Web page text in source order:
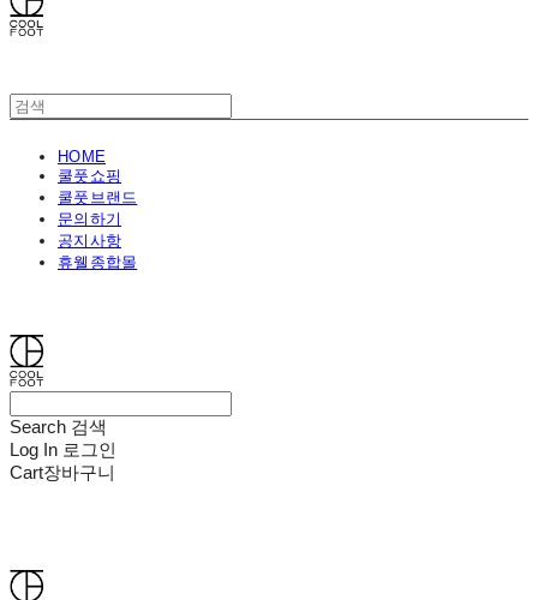
HOME
쿨풋쇼핑
쿨풋브랜드
문의하기
공지사항
휴웰종합몰
Search 검색
Log In 로그인
Cart장바구니